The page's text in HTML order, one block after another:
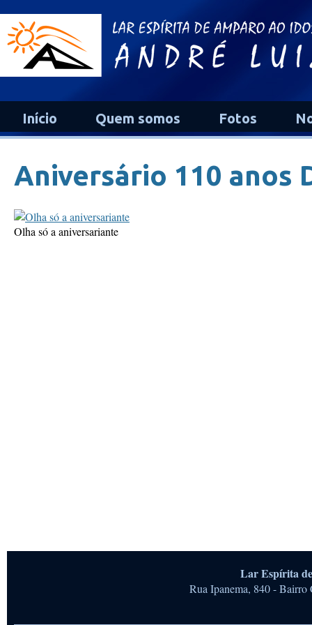
Início Quem somos Fotos
Aniversário 110 anos
Olha só a aniversariante
Lar Espírita
Rua Ipanema, 840 -